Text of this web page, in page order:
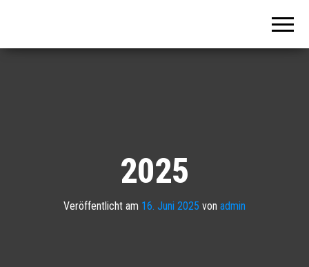
2025
Veröffentlicht am 16. Juni 2025 von admin